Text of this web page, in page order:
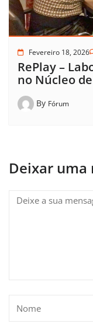
Fevereiro 18, 2026
RePlay –
no Núcleo
By Fórum
Deixar uma